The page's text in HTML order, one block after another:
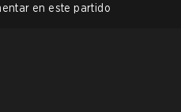
en este partido